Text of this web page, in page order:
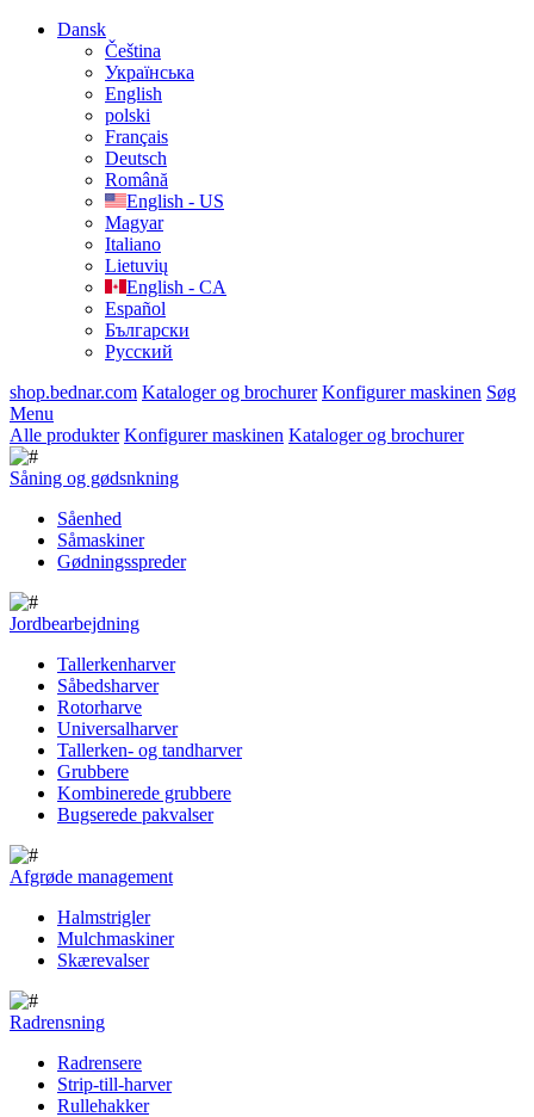
Dansk
Čeština
Українська
English
polski
Français
Deutsch
Română
English - US
Magyar
Italiano
Lietuvių
English - CA
Español
Български
Русский
shop.bednar.com Kataloger og brochurer Konfigurer maskinen Søg
Menu
Alle produkter Konfigurer maskinen Kataloger og brochurer
Såning og gødsnkning
Såenhed
Såmaskiner
Gødningsspreder
Jordbearbejdning
Tallerkenharver
Såbedsharver
Rotorharve
Universalharver
Tallerken- og tandharver
Grubbere
Kombinerede grubbere
Bugserede pakvalser
Afgrøde management
Halmstrigler
Mulchmaskiner
Skærevalser
Radrensning
Radrensere
Strip-till-harver
Rullehakker